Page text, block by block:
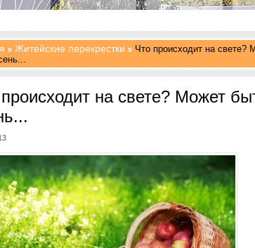
Житейские перекрестки
Что происходит на свете?
на свете? Может